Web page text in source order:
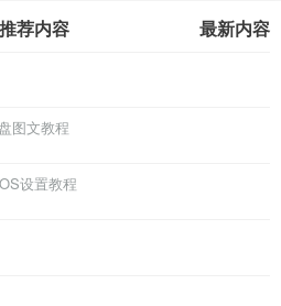
推荐内容 最新内容
图文教程
设置教程